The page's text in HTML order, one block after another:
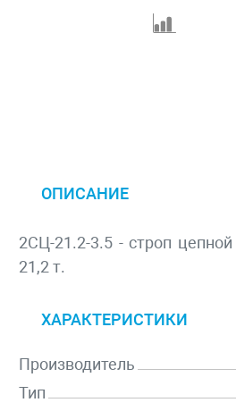
ОПИСАНИЕ
2СЦ-21.2-3.5 - строп
21,2 т.
ХАРАКТЕРИСТИКИ
Производитель
Тип